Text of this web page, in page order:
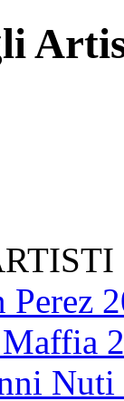
Perez
Nuti